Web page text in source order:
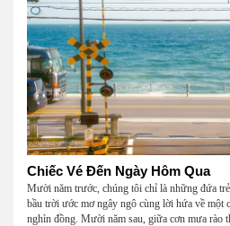
Chiếc Vé Đến Ngày Hôm Qua
Mười năm trước, chúng tôi chỉ là những đứa
bầu trời ước mơ ngây ngô cùng lời hứa về một
nghìn đồng. Mười năm sau, giữa cơn mưa rào